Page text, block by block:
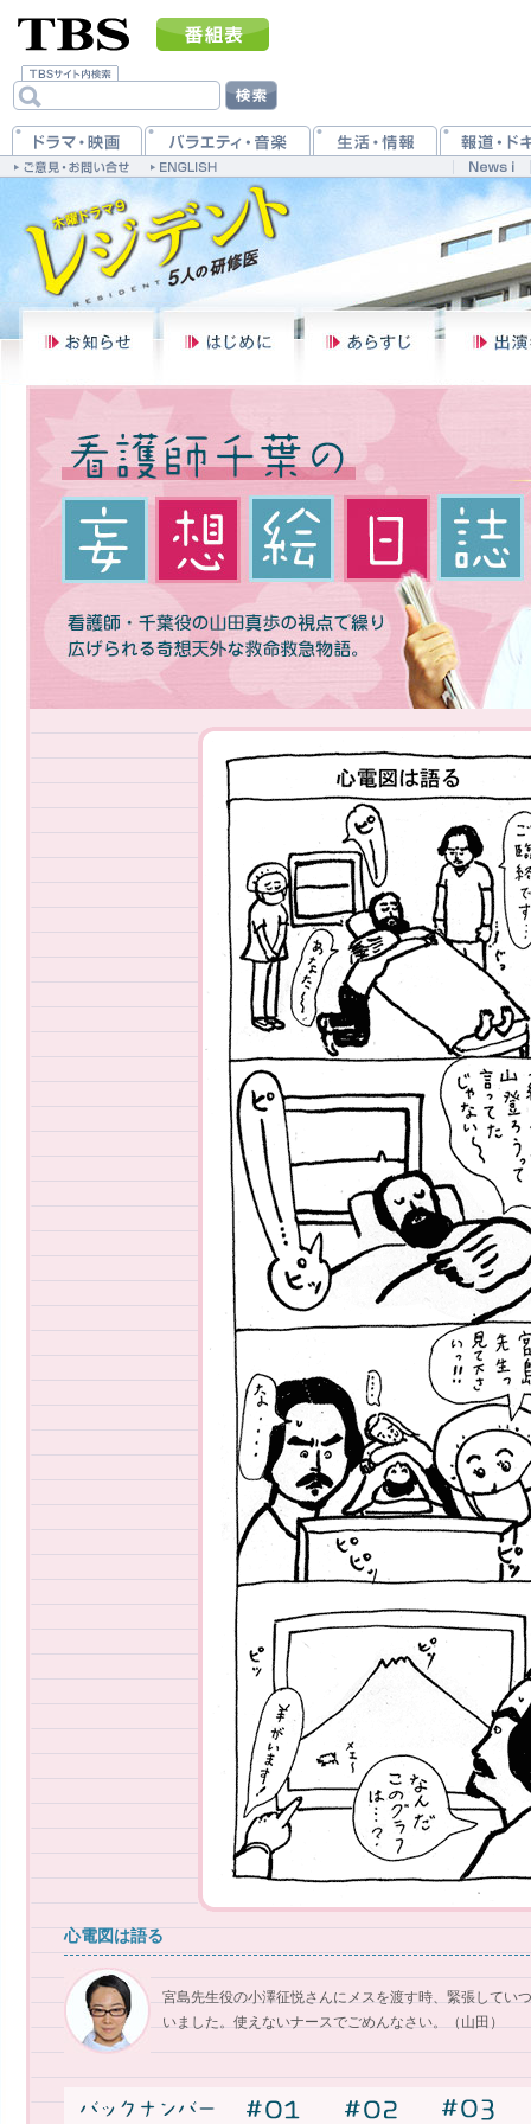
心電図は語る
宮島先生役の小澤征悦さんにメスを渡す時、緊張してい
いました。使えないナースでごめんなさい。（山田）